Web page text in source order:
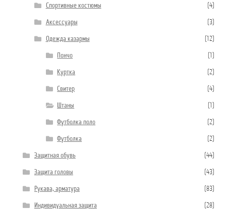
Спортивные костюмы (4)
Аксессуары (3)
Одежда казармы (12)
Пончо
Куртка (2)
Свитер (4)
Штаны
Футболка поло (2)
Футболка (2)
Защитная обувь (44)
Защита головы (43)
Рукава, арматура (83)
Индивидуальная защита (28)